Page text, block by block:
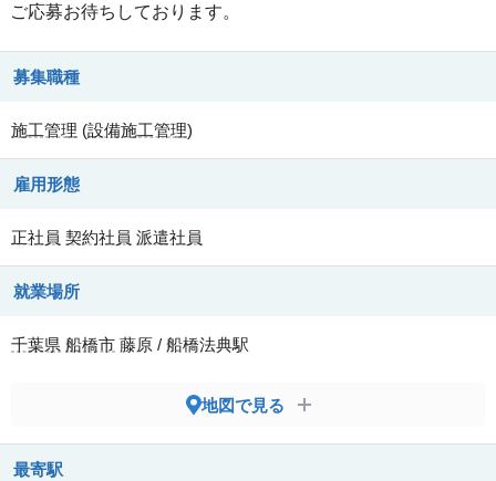
ご応募お待ちしております。
募集職種
施工管理 (設備施工管理)
雇用形態
正社員 契約社員 派遣社員
就業場所
千葉県 船橋市 藤原 / 船橋法典駅
地図で見る
最寄駅